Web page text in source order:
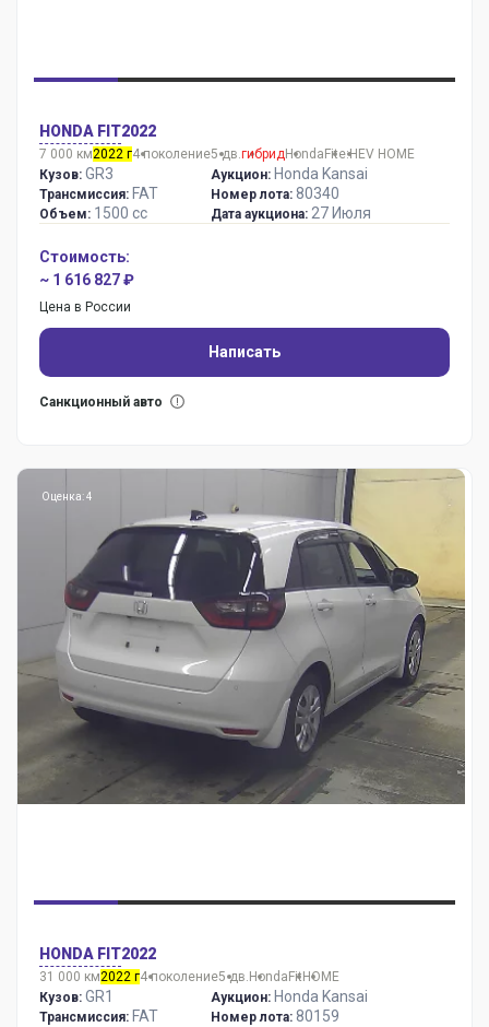
HONDA FIT2022
7 000 км2022 г4 поколение5 дв. гибридHondaFite:HEV HOME
Кузов: GR3
Трансмиссия: FAT
Объем: 1500 сс
Аукцион: Honda Kansai
Номер лота: 80340
Дата аукциона: 27 Июля
Стоимость:
~ 1 616 827 ₽
Цена в России
Написать
Санкционный авто
Оценка: 4
HONDA FIT2022
31 000 км2022 г4 поколение5 дв. HondaFitHOME
Кузов: GR1
Трансмиссия: FAT
Аукцион: Honda Kansai
Номер лота: 80159